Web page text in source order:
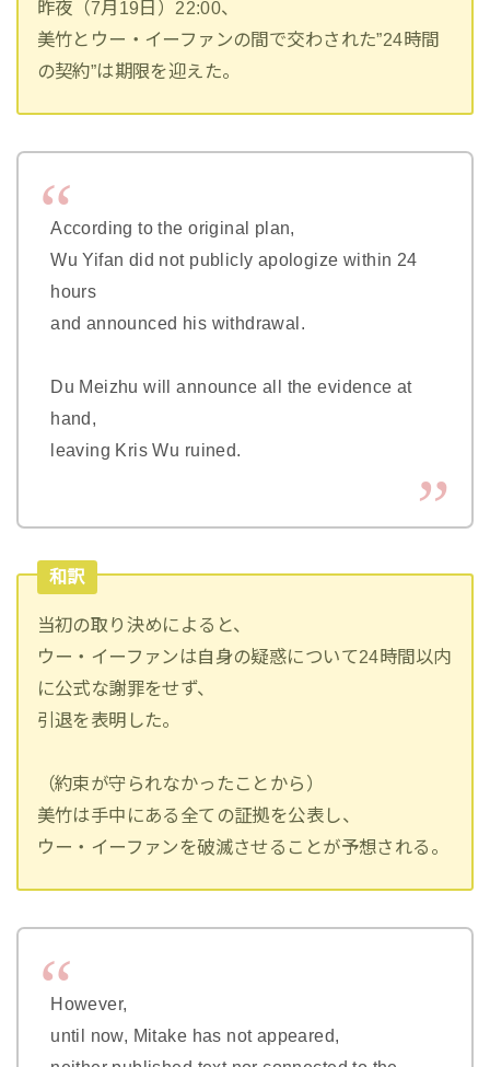
昨夜（7月19日）22:00、
美竹とウー・イーファンの間で交わされた”24時間
の契約”は期限を迎えた。
According to the original plan,
Wu Yifan did not publicly apologize within 24
hours
and announced his withdrawal.
Du Meizhu will announce all the evidence at
hand,
leaving Kris Wu ruined.
和訳
当初の取り決めによると、
ウー・イーファンは自身の疑惑について24時間以内
に公式な謝罪をせず、
引退を表明した。
（約束が守られなかったことから）
美竹は手中にある全ての証拠を公表し、
ウー・イーファンを破滅させることが予想される。
However,
until now, Mitake has not appeared,